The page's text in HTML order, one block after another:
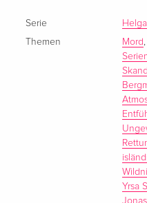
Serie
Themen
Mord ,
Yrsa